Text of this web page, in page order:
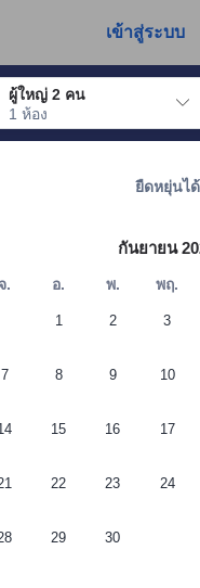
เข้าสู่ระบบ
ผู้ใหญ่ 2 คน
1 ห้อง
งวันเช็คอินที่ต้องการ ให้กด
ยืดหยุ่นได้
กันยายน
. อ. พ. พฤ.
1 2 3
7 8 9 10
15 16 17
22 23 24
29 30
รณ์ตรงของผู้เข้าพักอย่างแท้